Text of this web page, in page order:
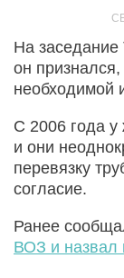
На заседание
он
необходимой
С 2006 года
и они
перевязку
согласие.
Ранее
ВОЗ и назвал